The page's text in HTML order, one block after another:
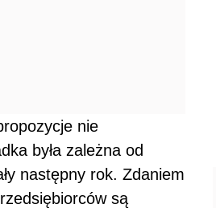
nie
była zależna od
następny rok. Zdaniem
są